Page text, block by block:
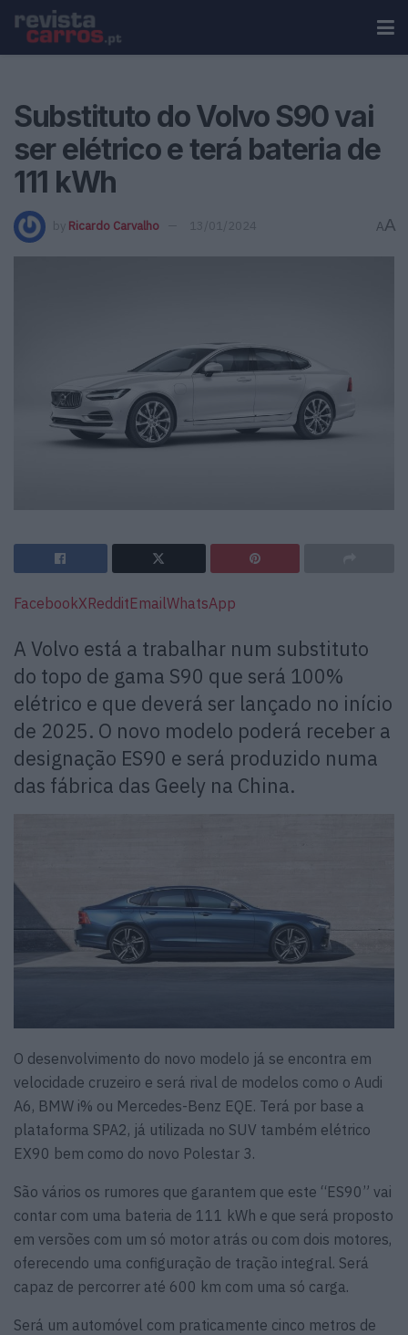
Substituto do Volvo S90 vai
ser elétrico e terá bateria de
111 kWh
by Ricardo Carvalho 13/01/2024 AA
FacebookXRedditEmailWhatsApp
A Volvo está a trabalhar num substituto
do topo de gama S90 que será 100%
elétrico e que deverá ser lançado no início
de 2025. O novo modelo poderá receber a
designação ES90 e será produzido numa
das fábrica das Geely na China.
O desenvolvimento do novo modelo já se encontra em
velocidade cruzeiro e será rival de modelos como o Audi
A6, BMW i% ou Mercedes-Benz EQE. Terá por base a
plataforma SPA2, já utilizada no SUV também elétrico
EX90 bem como do novo Polestar 3.
São vários os rumores que garantem que este “ES90” vai
contar com uma bateria de 111 kWh e que será proposto
em versões com um só motor atrás ou com dois motores,
oferecendo uma configuração de tração integral. Será
capaz de percorrer até 600 km com uma só carga.
Será um automóvel com praticamente cinco metros de